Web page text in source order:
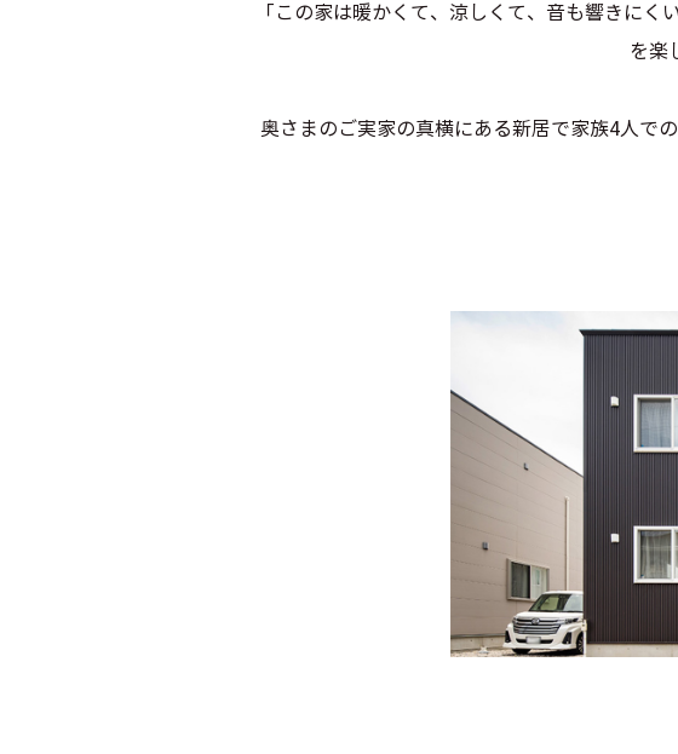
「この家は暖かくて、涼しくて、音も響きに
を楽
奥さまのご実家の真横にある新居で家族4人で